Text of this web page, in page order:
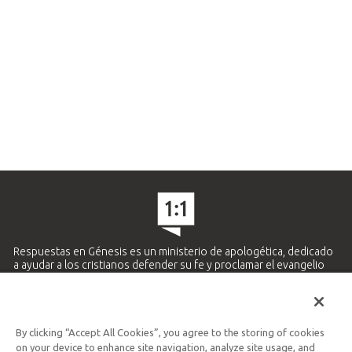
Respuestas en Génesis es un ministerio de apologética, dedicado
a ayudar a los cristianos defender su fe y proclamar el evangelio
Ministerio Hispano y Latinoamericano
By clicking “Accept All Cookies”, you agree to the storing of cookies
on your device to enhance site navigation, analyze site usage, and